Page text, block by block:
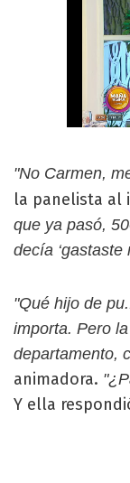
"No Carmen,
la panelista al
que ya pasó,
decía ‘gastaste
"Qué hijo de
importa. Pero
departamento,
animadora.
Y ella